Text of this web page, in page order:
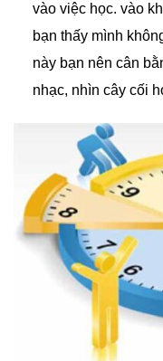
vào việc học. vào
bạn thấy mình
này bạn nên cân
nhạc, nhìn cây cối